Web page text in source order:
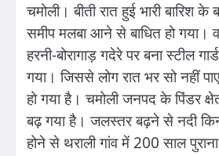
चमोली। बीती रात हुई भारी बारिश
समीप मलबा आने से बाधित हो गया।
हरनी-बोरागाड़ गदेरे पर बना स्टील
गया। जिससे लोग रात भर सो नहीं
हो गया है। चमोली जनपद के पिंडर
बढ़ गया है। जलस्तर बढ़ने से नदी
होने से थराली गांव में 200 साल